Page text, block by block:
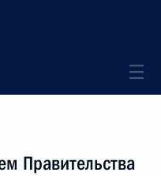
Правительства